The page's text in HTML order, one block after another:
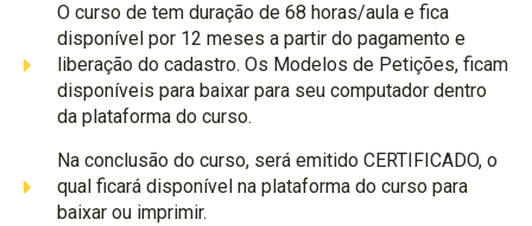
O curso de tem duração de 68 horas/aula e fica
disponível por 12 meses a partir do pagamento e
liberação do cadastro. Os Modelos de Petições, ficam
disponíveis para baixar para seu computador dentro
da plataforma do curso.
Na conclusão do curso, será emitido CERTIFICADO, o
qual ficará disponível na plataforma do curso para
baixar ou imprimir.